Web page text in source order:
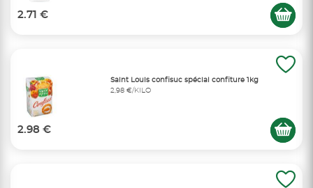
2.71 €
Saint Louis confisuc spécial confiture 1kg
2,98 €/KILO
2.98 €